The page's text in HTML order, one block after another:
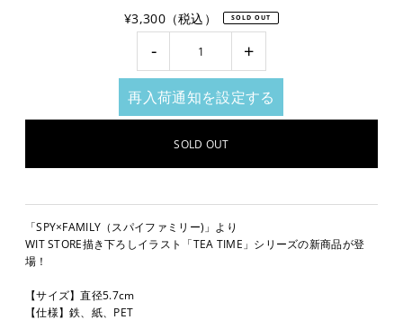
¥3,300（税込） SOLD OUT
- +
再入荷通知を設定する
「SPY×FAMILY（スパイファミリー)」より
WIT STORE描き下ろしイラスト「TEA TIME」シリーズの新商品が登
場！
【サイズ】直径5.7cm
【仕様】鉄、紙、PET